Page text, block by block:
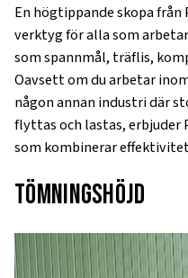
En högtippande skopa
verktyg för alla som
som spannmål, träflis,
Oavsett om du arbetar
någon annan industri där
flyttas och lastas,
som kombinerar
Tömningshöjd